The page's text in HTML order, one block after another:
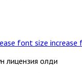
increase